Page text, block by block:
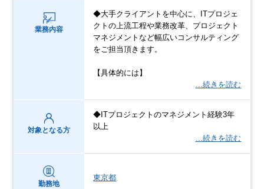
業務内容
◆大手クライアントを中心に、ITプロジェ
クトの上流工程や業務改革、プロジェクト
マネジメントなど幅広いコンサルティング
をご担当頂きます。
【具体的には】
…続きを読む
対象となる方
◆ITプロジェクトのマネジメント経験3年
以上
…続きを読む
勤務地
東京都